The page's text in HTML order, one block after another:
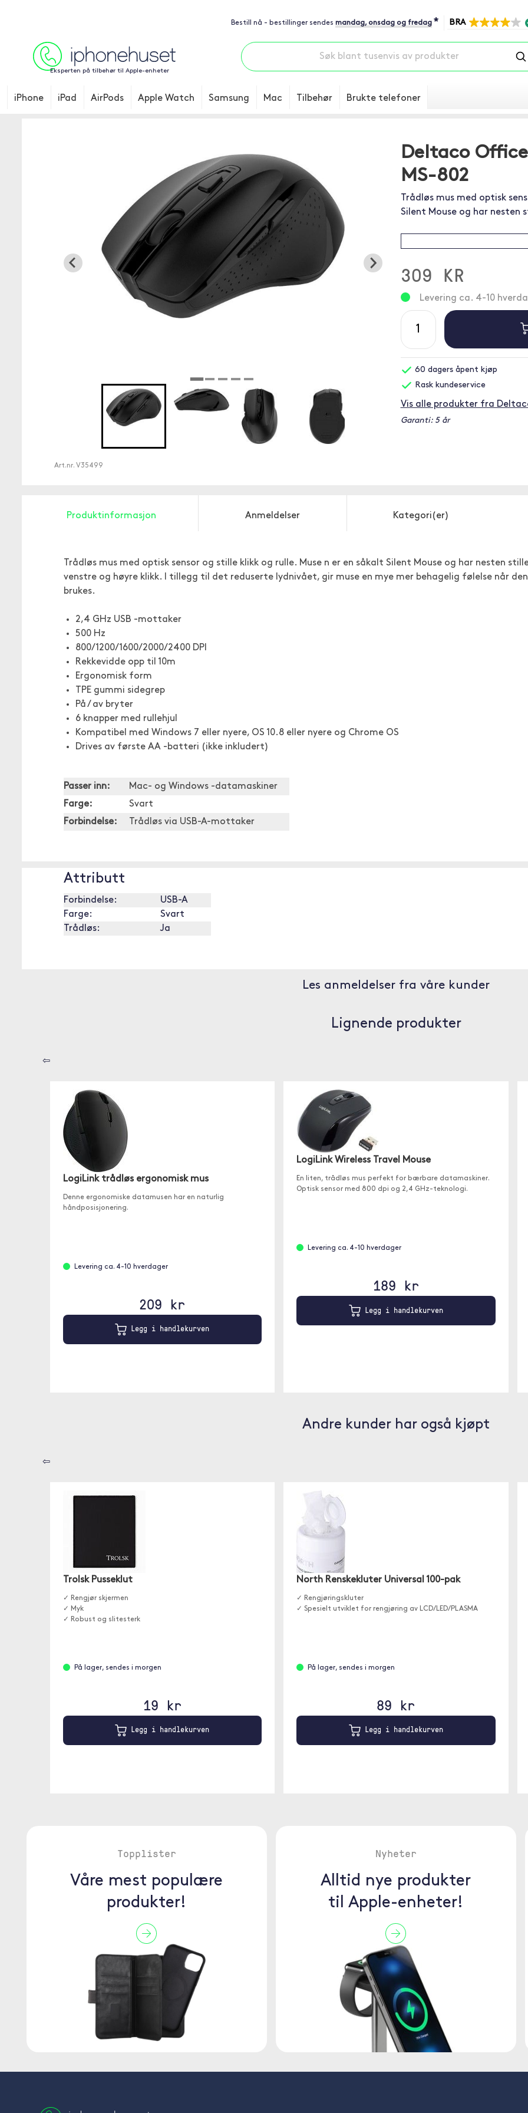
Bestill nå - bestillinger sendes mandag, onsdag og fredag * BRA
Eksperten på tilbehør til Apple-enheter
iPhone iPad AirPods Apple Watch Samsung Mac Tilbehør Brukte telefoner
Art.nr. V35499
Deltaco
MS-802
Trådløs mus med optisk
Silent Mouse og har nesten
309 KR
Levering ca. 4-10
60 dagers åpent kjøp
Rask kundeservice
Vis alle produkter fra
Garanti: 5 år
Produktinformasjon Anmeldelser Kategori(er)
Trådløs mus med optisk sensor og stille klikk og rulle. Muse n er en såkalt Silent Mouse og har nesten
venstre og høyre klikk. I tillegg til det reduserte lydnivået, gir muse en mye mer behagelig følelse når den
brukes.
2,4 GHz USB -mottaker
500 Hz
800/1200/1600/2000/2400 DPI
Rekkevidde opp til 10m
Ergonomisk form
TPE gummi sidegrep
På / av bryter
6 knapper med rullehjul
Kompatibel med Windows 7 eller nyere, OS 10.8 eller nyere og Chrome OS
Drives av første AA -batteri (ikke inkludert)
Passer inn:
Mac- og Windows -datamaskiner
Farge:
Svart
Forbindelse:
Trådløs via USB-A-mottaker
Attributt
Forbindelse:
USB-A
Farge:
Svart
Trådløs:
Ja
Les anmeldelser fra våre kunder
Lignende produkter
⇦
LogiLink trådløs ergonomisk mus
Denne ergonomiske datamusen har en naturlig
håndposisjonering.
Levering ca. 4-10 hverdager
209 kr
Legg i handlekurven
LogiLink Wireless Travel Mouse
En liten, trådløs mus perfekt for bærbare datamaskiner.
Optisk sensor med 800 dpi og 2,4 GHz-teknologi.
Levering ca. 4-10 hverdager
189 kr
Legg i handlekurven
Andre kunder har også kjøpt
⇦
Trolsk Pusseklut
✓ Rengjør skjermen
✓ Myk
✓ Robust og slitesterk
På lager, sendes i morgen
19 kr
Legg i handlekurven
North Renskekluter Universal 100-pak
✓ Rengjøringskluter
✓ Spesielt utviklet for rengjøring av LCD/LED/PLASMA
På lager, sendes i morgen
89 kr
Legg i handlekurven
Topplister
Våre mest populære
produkter!
Nyheter
Alltid nye produkter
til Apple-enheter!